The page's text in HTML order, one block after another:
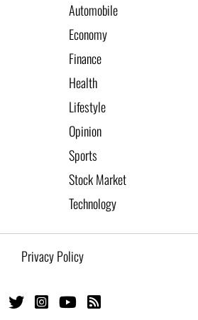
Automobile
Economy
Finance
Health
Lifestyle
Opinion
Sports
Stock Market
Technology
Privacy Policy